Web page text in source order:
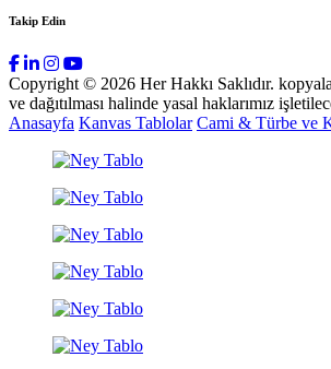
Takip Edin
Copyright © 2026 Her Hakkı Saklıdır.
ve dağıtılması halinde yasal haklarımız
Anasayfa Kanvas Tablolar Cami & Türbe ve